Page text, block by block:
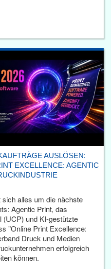
AUSLÖSEN:
EXCELLENCE: AGENTIC
alles um die nächste
Agentic Print, das
und KI-gestützte
"Online Print Excellence:
Druck und Medien
erfolgreich
können.